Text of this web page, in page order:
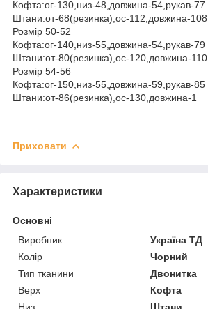
Кофта:ог-130,низ-48,довжина-54,рукав-77
Штани:от-68(резинка),ос-112,довжина-108
Розмір 50-52
Кофта:ог-140,низ-55,довжина-54,рукав-79
Штани:от-80(резинка),ос-120,довжина-110
Розмір 54-56
Кофта:ог-150,низ-55,довжина-59,рукав-85
Штани:от-86(резинка),ос-130,довжина-1
Приховати
Характеристики
Основні
Виробник
Україна ТД
Колір
Чорний
Тип тканини
Двонитка
Верх
Кофта
Низ
Штани